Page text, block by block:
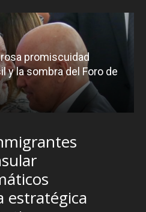
promiscuidad
la sombra del Foro de
estratégica